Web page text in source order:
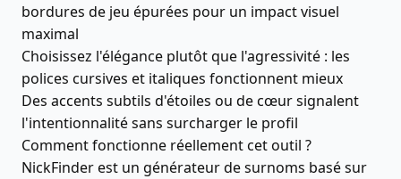
bordures de jeu épurées pour un impact visuel
maximal
Choisissez l'élégance plutôt que l'agressivité : les
polices cursives et italiques fonctionnent mieux
Des accents subtils d'étoiles ou de cœur signalent
l'intentionnalité sans surcharger le profil
Comment fonctionne réellement cet outil ?
NickFinder est un générateur de surnoms basé sur